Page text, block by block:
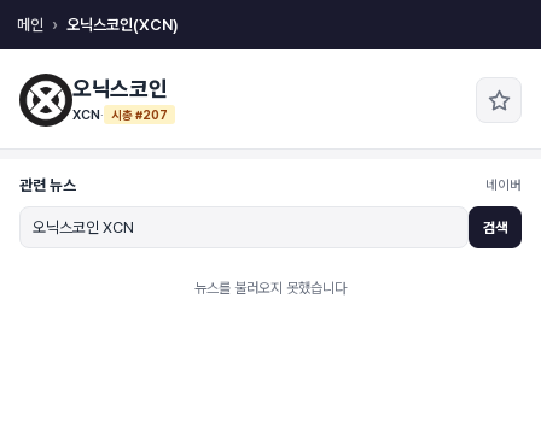
메인 오닉스코인(XCN)
오닉스코인
XCN· 시총 #207
관련 뉴스 네이버
검색
뉴스를 불러오지 못했습니다